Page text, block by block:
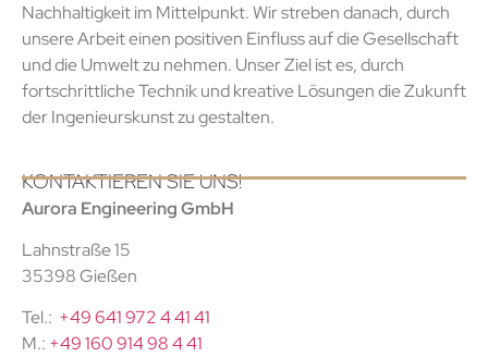
Nachhaltigkeit im Mittelpunkt. Wir streben danach, durch
unsere Arbeit einen positiven Einfluss auf die Gesellschaft
und die Umwelt zu nehmen. Unser Ziel ist es, durch
fortschrittliche Technik und kreative Lösungen die Zukunft
der Ingenieurskunst zu gestalten.
KONTAKTIEREN SIE UNS!
Aurora Engineering GmbH
Lahnstraße 15
35398 Gießen
Tel.: +49 641 972 4 41 41
M.: +49 160 914 98 4 41